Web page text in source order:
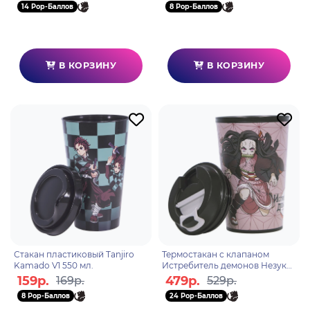
14 Pop-Баллов
В КОРЗИНУ
8 Pop-Баллов
В КОРЗИНУ
Стакан пластиковый Tanjiro
Kamado V1 550 мл.
159р. 169р.
8 Pop-Баллов
Термостакан с клапаном
Истребитель демонов Незуко
Камадо 350мл.
479р. 529р.
24 Pop-Баллов